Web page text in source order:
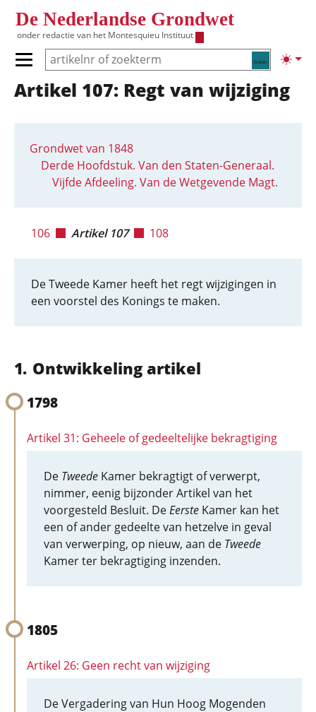
De Nederlandse Grondwet
onder redactie van het Montesquieu Instituut
Zoeken
Primair menu tonen/verbergen
Hoofdnavigatie
Artikel 107: Regt van wijziging
Grondwet van 1848
Derde Hoofdstuk. Van den Staten-Generaal.
Vijfde Afdeeling. Van de Wetgevende Magt.
106 Artikel 107 108
De Tweede Kamer heeft het regt wijzigingen in
een voorstel des Konings te maken.
Ontwikkeling artikel
1798
Artikel 31: Geheele of gedeeltelijke bekragtiging
De Tweede Kamer bekragtigt of verwerpt,
nimmer, eenig bijzonder Artikel van het
voorgesteld Besluit. DeEerste Kamer kan het
een of ander gedeelte van hetzelve in geval
van verwerping, op nieuw, aan de Tweede
Kamer ter bekragtiging inzenden.
1805
Artikel 26: Geen recht van wijziging
De Vergadering van Hun Hoog Mogenden